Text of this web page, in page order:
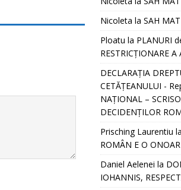
Nicoleta la SAH
Ploatu la PLANURI
RESTRICȚIONARE A
DECLARAȚIA
CETĂȚEANULUI -
NAȚIONAL –
DECIDENȚILOR
Prisching Laurentiu la
ROMÂN E O
Daniel Aelenei la
IOHANNIS,